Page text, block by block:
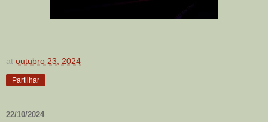
at outubro 23, 2024
Partilhar
22/10/2024